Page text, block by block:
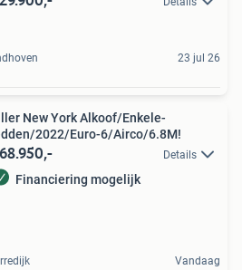
23 jul 26
New York Alkoof/Enkele-
2022/Euro-6/Airco/6.8M!
Details
Financiering mogelijk
Vandaag